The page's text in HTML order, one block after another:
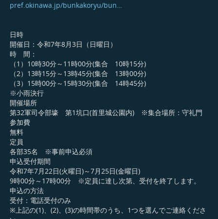
pref.okinawa.jp/bunkakoryu/bun…
日時
開催日：令和7年8月3日（日曜日）
時 間：
（1）10時30分～11時00分(集合 10時15分)
（2）13時15分～13時45分(集合 13時00分)
（3）15時00分～15時30分(集合 14時45分)
※小雨決行
開催場所
第32軍司令部壕 第1坑口(首里城公園内) ※集合場所：守礼門
参加費
無料
定員
各部35名 ※事前申込必須
申込受付期間
令和7年7月22日(火曜日)～7月25日(金曜日)
9時00分～17時00分 ※定員に達し次第、受付を終了します。
申込の方法
受付：電話受付のみ
※上記の(1)、(2)、(3)の時間帯のうち、1つを選んでご連絡くださ